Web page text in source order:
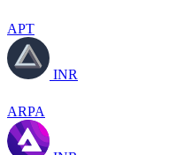
APT
INR
ARPA